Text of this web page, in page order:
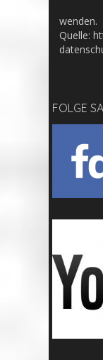
wenden.
Quelle:
FOLGE